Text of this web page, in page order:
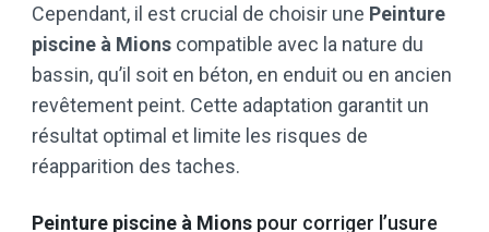
Cependant, il est crucial de choisir une Peinture
piscine à Mions compatible avec la nature du
bassin, qu’il soit en béton, en enduit ou en ancien
revêtement peint. Cette adaptation garantit un
résultat optimal et limite les risques de
réapparition des taches.
Peinture piscine à Mions pour corriger l’usure